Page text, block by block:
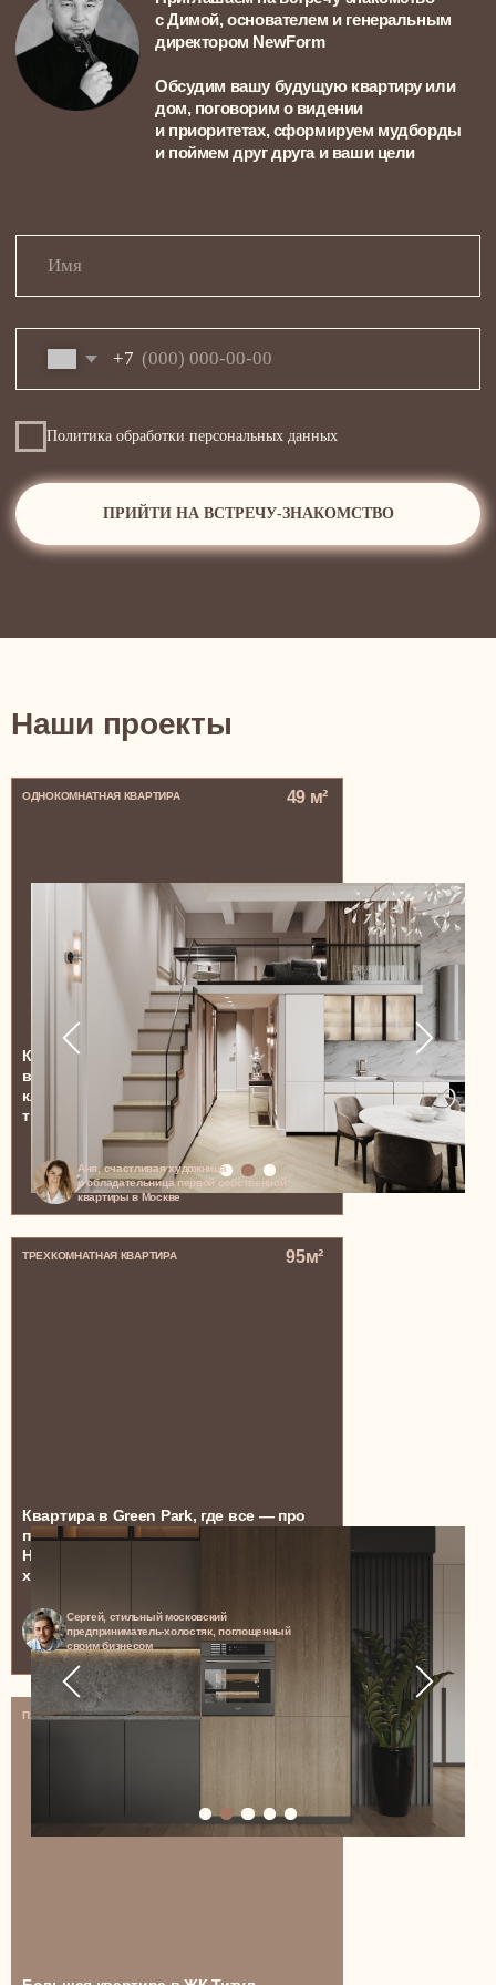
ПЯТИКОМНАТНАЯ КВАРТИРА 129 м²
49 м²
Квартира в апарт-комплексе Loftec,
воздушная и мягкая, с нотками
классицизма и отдельной комнатой для
творчества Ани
ОДНОКОМНАТНАЯ КВАРТИРА
Квартира в Green Park, где все — про
производительность и точность.
Ничего лишнего, только работа, дела и
хардкор
ТРЕХКОМНАТНАЯ КВАРТИРА 95м²
Аня, счастливая художница
и обладательница первой собственной
квартиры в Москве
Сергей, стильный московский
предприниматель-холостяк, поглощенный
своим бизнесом
Наши проекты
ТОПОВЫЙ TG-КАНАЛ ОТ NEWFORM